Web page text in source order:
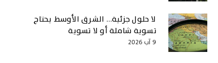
لا حلول جزئية… الشرق الأوسط يحتاج
تسوية شاملة أو لا تسوية
9 آب 2026